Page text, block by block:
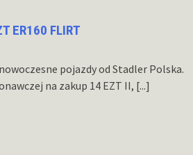
ER160 FLIRT
pojazdy od Stadler Polska.
na zakup 14 EZT II, [...]